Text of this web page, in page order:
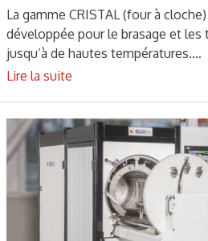
La gamme CRISTAL (four à
développée pour le brasage et
jusqu’à de hautes températures.…
Lire la suite